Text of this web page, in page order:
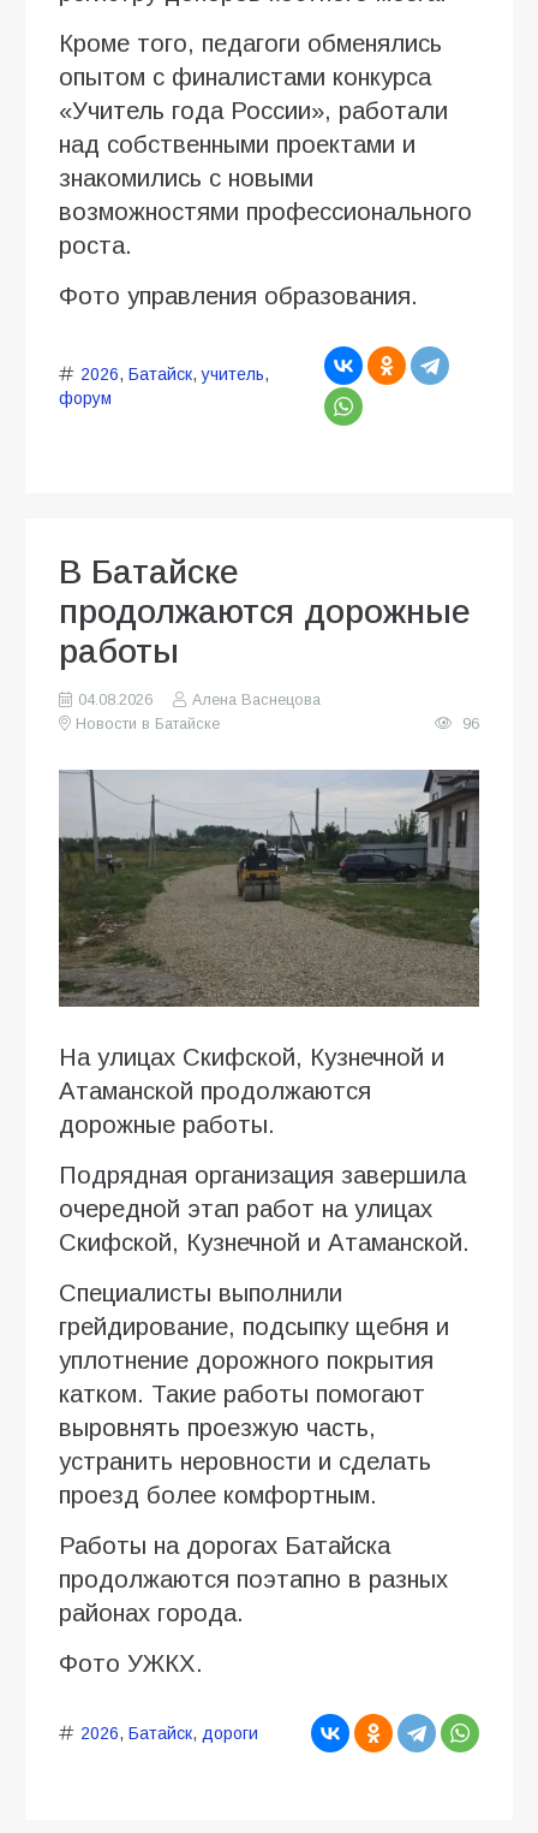
Кроме того, педагоги обменялись
опытом с финалистами конкурса
«Учитель года России», работали
над собственными проектами и
знакомились с новыми
возможностями профессионального
роста.
Фото управления образования.
2026, Батайск,учитель,
форум
В Батайске
продолжаются дорожные
работы
04.08.2026
Алена Васнецова
Новости в Батайске
96
На улицах Скифской, Кузнечной и
Атаманской продолжаются
дорожные работы.
Подрядная организация завершила
очередной этап работ на улицах
Скифской, Кузнечной и Атаманской.
Специалисты выполнили
грейдирование, подсыпку щебня и
уплотнение дорожного покрытия
катком. Такие работы помогают
выровнять проезжую часть,
устранить неровности и сделать
проезд более комфортным.
Работы на дорогах Батайска
продолжаются поэтапно в разных
районах города.
Фото УЖКХ.
2026, Батайск, дороги